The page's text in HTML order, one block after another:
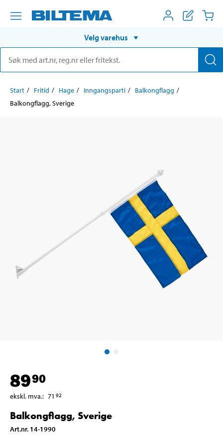
Velg varehus
Start Fritid Hage Inngangsparti
Balkongflagg
Balkongflagg, Sverige
8990
ekskl. mva.: 71 92
Balkongflagg, Sverige
Art.nr. 14-1990